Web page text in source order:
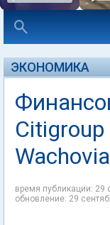
ЭКОНОМИКА
Citigroup
Wachovia
время публикации: 29
обновление: 29